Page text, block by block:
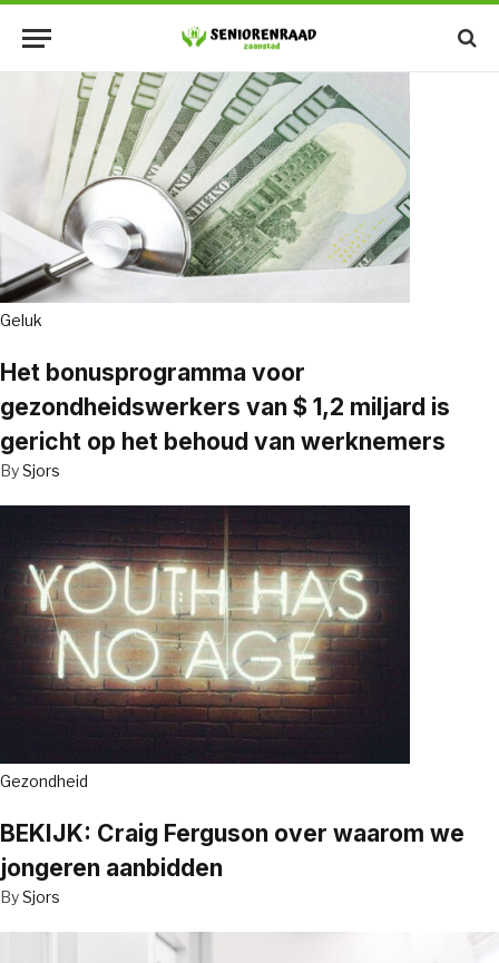
Geluk
Het bonusprogramma voor
gezondheidswerkers van $ 1,2 miljard is
gericht op het behoud van werknemers
BySjors
Gezondheid
BEKIJK: Craig Ferguson over waarom we
jongeren aanbidden
BySjors